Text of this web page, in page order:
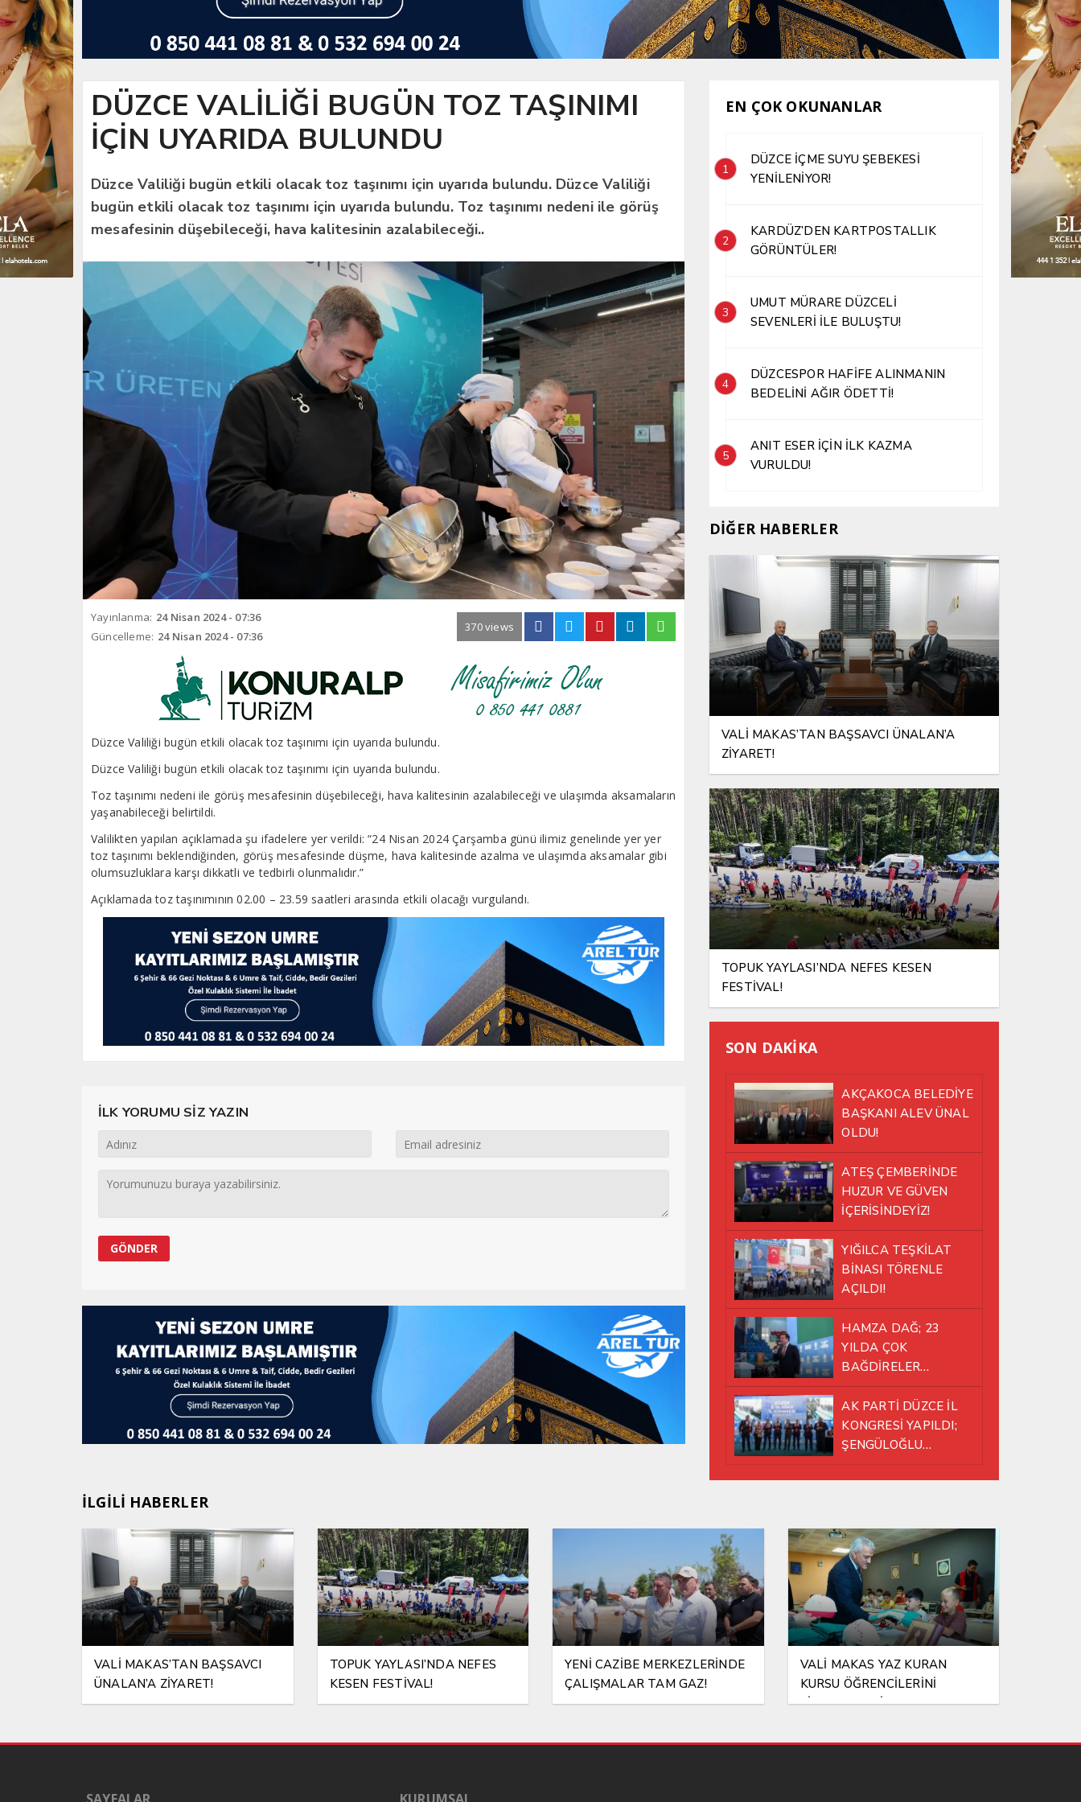
DÜZCE VALİLİĞİ BUGÜN TOZ TAŞINIMI
İÇİN UYARIDA BULUNDU
Düzce Valiliği bugün etkili olacak toz taşınımı için uyarıda bulundu. Düzce Valiliği
bugün etkili olacak toz taşınımı için uyarıda bulundu. Toz taşınımı nedeni ile görüş
mesafesinin düşebileceği, hava kalitesinin azalabileceği..
Yayınlanma: 24 Nisan 2024 - 07:36
Güncelleme: 24 Nisan 2024 - 07:36
370 views
Düzce Valiliği bugün etkili olacak toz taşınımı için uyarıda bulundu.
Düzce Valiliği bugün etkili olacak toz taşınımı için uyarıda bulundu.
Toz taşınımı nedeni ile görüş mesafesinin düşebileceği, hava kalitesinin azalabileceği ve ulaşımda aksamaların
yaşanabileceği belirtildi.
Valilikten yapılan açıklamada şu ifadelere yer verildi: “24 Nisan 2024 Çarşamba günü ilimiz genelinde yer yer
toz taşınımı beklendiğinden, görüş mesafesinde düşme, hava kalitesinde azalma ve ulaşımda aksamalar gibi
olumsuzluklara karşı dikkatli ve tedbirli olunmalıdır.”
Açıklamada toz taşınımının 02.00 – 23.59 saatleri arasında etkili olacağı vurgulandı.
İLK YORUMU SİZ YAZIN
EN ÇOK OKUNANLAR
1
DÜZCE İÇME SUYU ŞEBEKESİ
YENİLENİYOR!
2
KARDÜZ’DEN KARTPOSTALLIK
GÖRÜNTÜLER!
3
UMUT MÜRARE DÜZCELİ
SEVENLERİ İLE BULUŞTU!
4
DÜZCESPOR HAFİFE ALINMANIN
BEDELİNİ AĞIR ÖDETTİ!
5
ANIT ESER İÇİN İLK KAZMA
VURULDU!
DİĞER HABERLER
VALİ MAKAS’TAN BAŞSAVCI ÜNALAN’A
ZİYARET!
TOPUK YAYLASI’NDA NEFES KESEN
FESTİVAL!
SON DAKİKA
AKÇAKOCA BELEDİYE
BAŞKANI ALEV ÜNAL
OLDU!
ATEŞ ÇEMBERİNDE
HUZUR VE GÜVEN
İÇERİSİNDEYİZ!
YIĞILCA TEŞKİLAT
BİNASI TÖRENLE
AÇILDI!
HAMZA DAĞ; 23
YILDA ÇOK
BAĞDİRELER
ATLATTIK!
AK PARTİ DÜZCE İL
KONGRESİ YAPILDI;
ŞENGÜLOĞLU
SEÇİLDİ!
İLGİLİ HABERLER
VALİ MAKAS’TAN BAŞSAVCI
ÜNALAN’A ZİYARET!
TOPUK YAYLASI’NDA NEFES
KESEN FESTİVAL!
YENİ CAZİBE MERKEZLERİNDE
ÇALIŞMALAR TAM GAZ!
VALİ MAKAS YAZ KURAN
KURSU ÖĞRENCİLERİNİ
ZİYARET ETTİ!